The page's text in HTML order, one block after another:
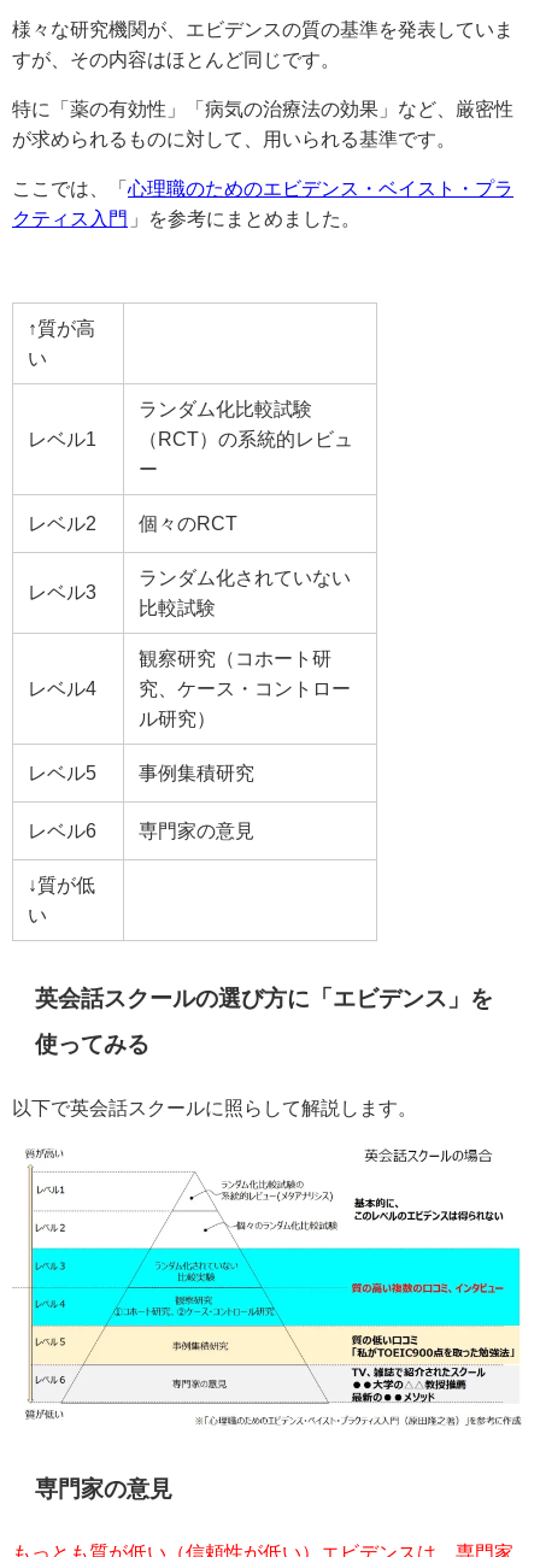
様々な研究機関が、エビデンスの質の基準を発表していま
すが、その内容はほとんど同じです。
特に「薬の有効性」「病気の治療法の効果」など、厳密性
が求められるものに対して、用いられる基準です。
ここでは、「 心理職のためのエビデンス・ベイスト・プラ
クティス入門 」を参考にまとめました。
↑質が高
い
レベル1
ランダム化比較試験
（RCT）の系統的レビュ
ー
レベル2 個々のRCT
レベル3
ランダム化されていない
比較試験
レベル4
観察研究（コホート研
究、ケース・コントロー
ル研究）
レベル5 事例集積研究
レベル6 専門家の意見
↓質が低
い
英会話スクールの選び方に「エビデンス」を
使ってみる
以下で英会話スクールに照らして解説します。
専門家の意見
もっとも質が低い（信頼性が低い）エビデンスは、専門家